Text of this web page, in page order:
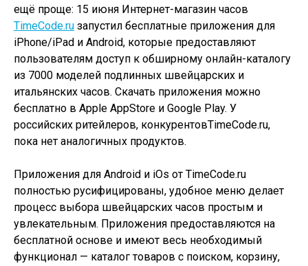
ещё проще: 15 июня Интернет-магазин часов
TimeCode.ru запустил бесплатные приложения для
iPhone/iPad и Android, которые предоставляют
пользователям доступ к обширному онлайн-каталогу
из 7000 моделей подлинных швейцарских и
итальянских часов. Скачать приложения можно
бесплатно в Apple AppStore и Google Play. У
российских ритейлеров, конкурентовTimeCode.ru,
пока нет аналогичных продуктов.
Приложения для Android и iOs от TimeCode.ru
полностью русифицированы, удобное меню делает
процесс выбора швейцарских часов простым и
увлекательным. Приложения предоставляются на
бесплатной основе и имеют весь необходимый
функционал — каталог товаров с поиском, корзину,